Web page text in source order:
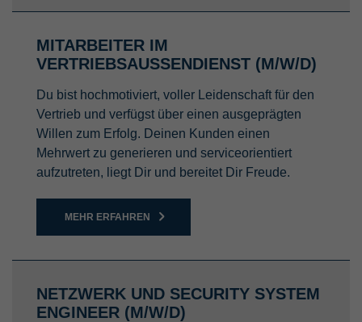
MITARBEITER IM
VERTRIEBSAUSSENDIENST (M/W/D)
Du bist hochmotiviert, voller Leidenschaft für den
Vertrieb und verfügst über einen ausgeprägten
Willen zum Erfolg. Deinen Kunden einen
Mehrwert zu generieren und serviceorientiert
aufzutreten, liegt Dir und bereitet Dir Freude.
MEHR ERFAHREN
NETZWERK UND SECURITY SYSTEM
ENGINEER (M/W/D)